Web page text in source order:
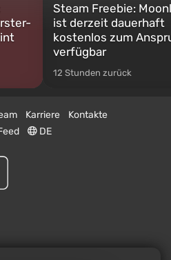
Steam Freebie:
ist derzeit dauerhaft
kostenlos zum
verfügbar
12 Stunden zurück
Karriere
Kontakte
DE